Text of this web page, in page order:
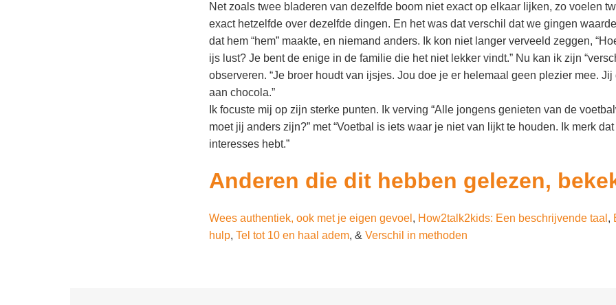
Net zoals twee bladeren van dezelfde boom niet exact op elkaar lijken, zo voelen
exact hetzelfde over dezelfde dingen. En het was dat verschil dat we gingen
dat hem “hem” maakte, en niemand anders. Ik kon niet langer verveeld zeggen,
ijs lust? Je bent de enige in de familie die het niet lekker vindt.” Nu kan ik zijn
observeren. “Je broer houdt van ijsjes. Jou doe je er helemaal geen plezier mee.
aan chocola.”
Ik focuste mij op zijn sterke punten. Ik verving “Alle jongens genieten van de
moet jij anders zijn?” met “Voetbal is iets waar je niet van lijkt te houden. Ik merk
interesses hebt.”
Anderen die dit hebben gelezen,
Wees authentiek, ook met je eigen gevoel , How2talk2kids: Een beschrijvende taal ,
hulp, Tel tot 10 en haal adem, & Verschil in methoden